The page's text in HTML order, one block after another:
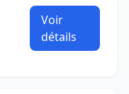
Voir
détails